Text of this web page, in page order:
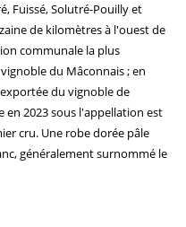
Fuissé, Solutré-Pouilly et
de kilomètres à l'ouest de
communale la plus
du Mâconnais ; en
du vignoble de
en 2023 sous l'appellation est
cru. Une robe dorée pâle
généralement surnommé le